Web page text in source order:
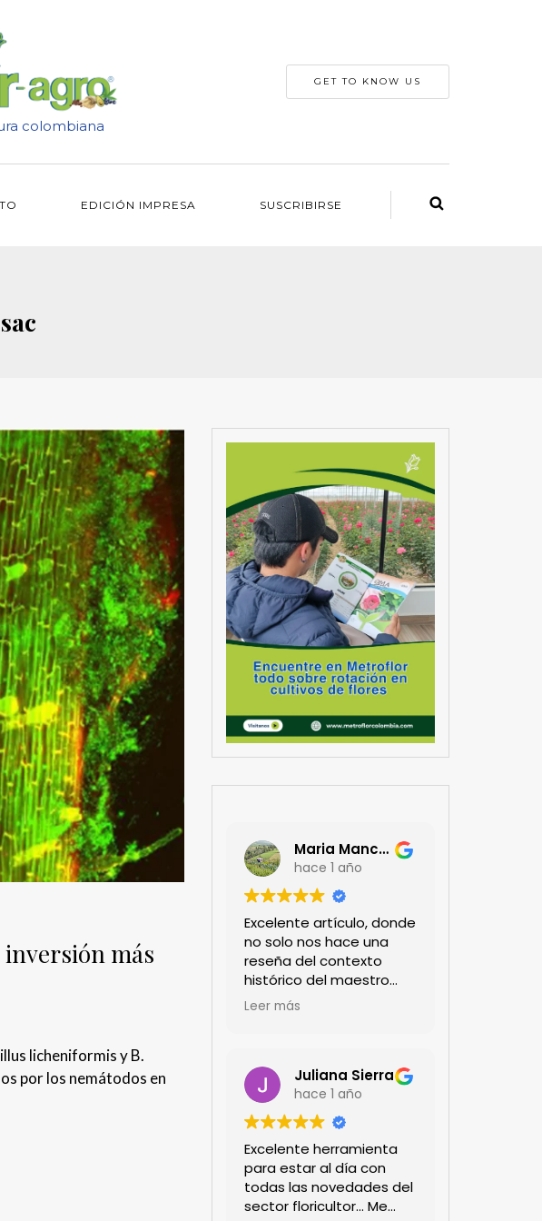
colombiana
GET TO KNOW US
EDICIÓN IMPRESA SUSCRIBIRSE
más
licheniformis y B.
por los nemátodos en
Maria Mancera
hace 1 año
Excelente artículo, donde
no solo nos hace una
reseña del contexto
histórico del maestro
jardinero japonés si no
Felicitaciones!!
Leer más
Juliana Sierra
hace 1 año
Excelente herramienta
para estar al día con
todas las novedades del
sector floricultor... Me